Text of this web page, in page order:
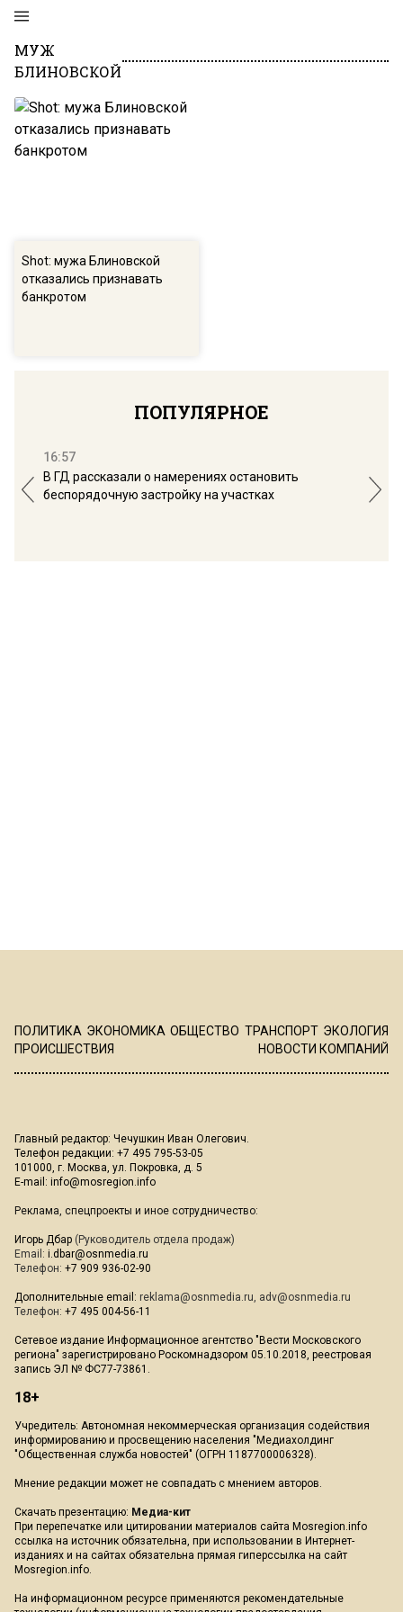
МУЖ
БЛИНОВСКОЙ
Shot: мужа Блиновской
отказались признавать
банкротом
ПОПУЛЯРНОЕ
16:57
В ГД рассказали о намерениях остановить
беспорядочную застройку на участках
ПОЛИТИКА ЭКОНОМИКА ОБЩЕСТВО ТРАНСПОРТ ЭКОЛОГИЯ
ПРОИСШЕСТВИЯ
НОВОСТИ КОМПАНИЙ
Главный редактор: Чечушкин Иван Олегович.
Телефон редакции: +7 495 795-53-05
101000, г. Москва, ул. Покровка, д. 5
E-mail: info@mosregion.info
Реклама, спецпроекты и иное сотрудничество:
Игорь Дбар (Руководитель отдела продаж)
Email: i.dbar@osnmedia.ru
Телефон: +7 909 936-02-90
Дополнительные email: reklama@osnmedia.ru, adv@osnmedia.ru
Телефон: +7 495 004-56-11
Сетевое издание Информационное агентство "Вести Московского
региона" зарегистрировано Роскомнадзором 05.10.2018, реестровая
запись ЭЛ № ФС77-73861.
18+
Учредитель: Автономная некоммерческая организация содействия
информированию и просвещению населения "Медиахолдинг
"Общественная служба новостей" (ОГРН 1187700006328).
Мнение редакции может не совпадать с мнением авторов.
Скачать презентацию: Медиа-кит
При перепечатке или цитировании материалов сайта Mosregion.info
ссылка на источник обязательна, при использовании в Интернет-
изданиях и на сайтах обязательна прямая гиперссылка на сайт
Mosregion.info.
На информационном ресурсе применяются рекомендательные